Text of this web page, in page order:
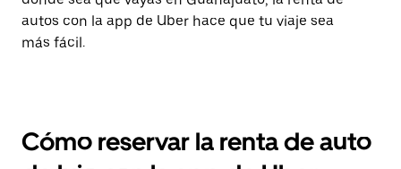
autos con la app de Uber hace que tu viaje sea
más fácil.
Cómo reservar la renta de auto